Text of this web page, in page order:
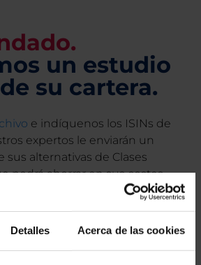
Detalles Acerca de las cookies
un estudio
su cartera.
e indíquenos los ISINs de
expertos le enviarán un
alternativas de Clases
podrá ahorrar en sus costes.